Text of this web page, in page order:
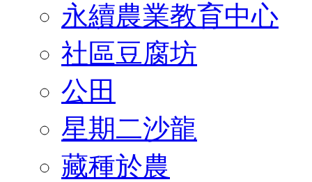
永續農業教育中心
社區豆腐坊
公田
星期二沙龍
藏種於農